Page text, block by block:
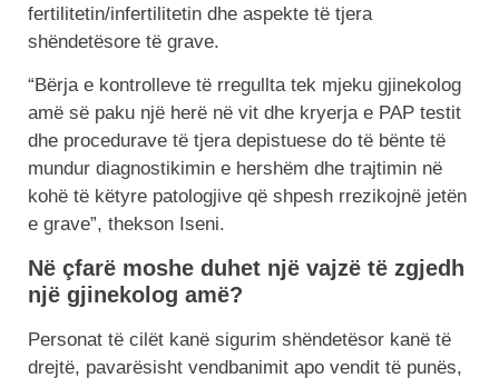
fertilitetin/infertilitetin dhe aspekte të tjera
shëndetësore të grave.
“Bërja e kontrolleve të rregullta tek mjeku gjinekolog
amë së paku një herë në vit dhe kryerja e PAP testit
dhe procedurave të tjera depistuese do të bënte të
mundur diagnostikimin e hershëm dhe trajtimin në
kohë të këtyre patologjive që shpesh rrezikojnë jetën
e grave”, thekson Iseni.
Në çfarë moshe duhet një vajzë të zgjedh
një gjinekolog amë?
Personat të cilët kanë sigurim shëndetësor kanë të
drejtë, pavarësisht vendbanimit apo vendit të punës,